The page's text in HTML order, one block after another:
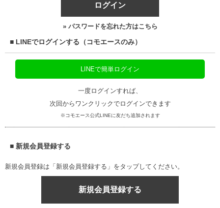
ログイン
» パスワードを忘れた方はこちら
■ LINEでログインする（コモエースのみ）
LINEで簡単ログイン
一度ログインすれば、
次回からワンクリックでログインできます
※コモエース公式LINEに友だち追加されます
■ 新規会員登録する
新規会員登録は「新規会員登録する」をタップしてください。
新規会員登録する